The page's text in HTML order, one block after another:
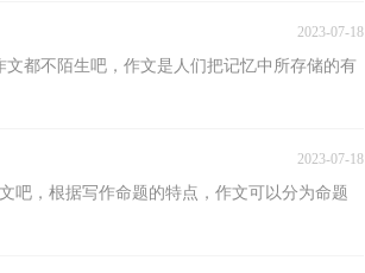
2023-07-18
都不陌生吧，作文是人们把记忆中所存储的有
2023-07-18
吧，根据写作命题的特点，作文可以分为命题